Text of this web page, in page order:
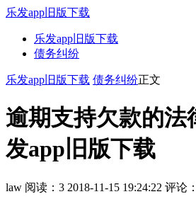
乐发app旧版下载
乐发app旧版下载
债务纠纷
乐发app旧版下载 债务纠纷正文
逾期支持欠款的法
发app旧版下载
law 阅读：3 2018-11-15 19:24:22 评论